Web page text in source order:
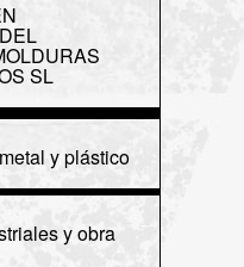
SL
y plástico
y obra